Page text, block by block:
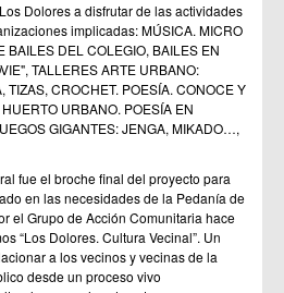
Dolores a disfrutar de las actividades
implicadas: MÚSICA. MICRO
BAILES DEL COLEGIO, BAILES EN
TALLERES ARTE URBANO:
TIZAS, CROCHET. POESÍA. CONOCE Y
URBANO. POESÍA EN
GIGANTES: JENGA, MIKADO…,
fue el broche final del proyecto para
en las necesidades de la Pedanía de
el Grupo de Acción Comunitaria hace
“Los Dolores. Cultura Vecinal”. Un
a los vecinos y vecinas de la
desde un proceso vivo